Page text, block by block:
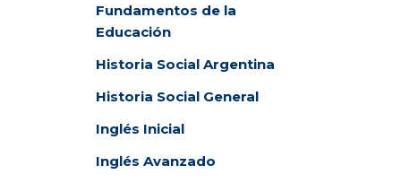
Fundamentos de la
Educación
Historia Social Argentina
Historia Social General
Inglés Inicial
Inglés Avanzado